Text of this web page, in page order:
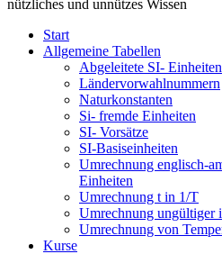
nützliches und unnützes Wissen
Start
Allgemeine Tabellen
Abgeleitete SI- Einheiten
Ländervorwahlnummern
Naturkonstanten
Si- fremde Einheiten
SI- Vorsätze
SI-Basiseinheiten
Umrechnung englisch-
Einheiten
Umrechnung t in 1/T
Umrechnung ungültiger
Umrechnung von
Kurse